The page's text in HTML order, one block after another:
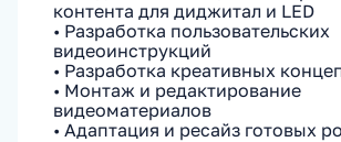
контента для диджитал и LED
• Разработка пользовательских
видеоинструкций
• Разработка креативных
• Монтаж и редактирование
видеоматериалов
• Адаптация и ресайз готовых